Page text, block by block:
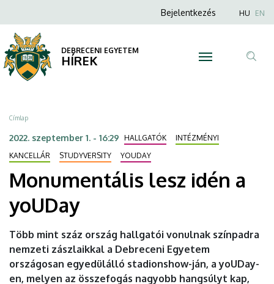
lesz
idén
yoUDay
DEBRECENI
EGYETEM
a
tartalomra
Anonim
menüje
Bejelentkezés HU EN
DEBRECENI EGYETEM
HÍREK
Morzsa
Címlap
2022. szeptember 1. - 16:29 HALLGATÓK
INTÉZMÉNYI
KANCELLÁR
STUDYVERSITY YOUDAY
Monumentális lesz idén a
yoUDay
Több mint száz ország hallgatói vonulnak színpadra
nemzeti zászlaikkal a Debreceni Egyetem
országosan egyedülálló stadionshow-ján, a yoUDay-
en, melyen az összefogás nagyobb hangsúlyt kap,